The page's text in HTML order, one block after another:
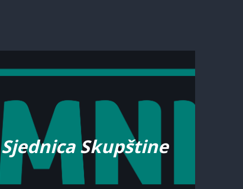
Sjednica Skupštine